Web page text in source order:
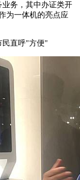
业务，其中办证类开
为一体机的亮点应
民直呼"方便"